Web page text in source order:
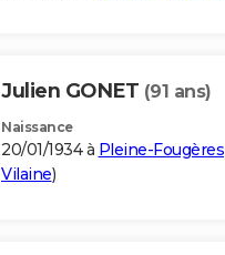
Julien GONET (91 ans)
Naissance
20/01/1934 à Pleine-Fougères
Vilaine)